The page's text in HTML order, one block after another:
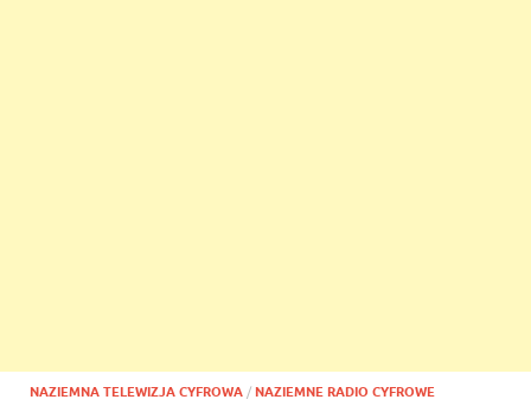
NAZIEMNA TELEWIZJA CYFROWA / NAZIEMNE RADIO CYFROWE